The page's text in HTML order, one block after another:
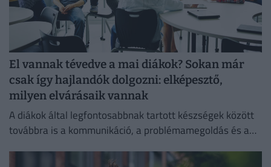
El vannak tévedve a mai diákok? Sokan már
csak így hajlandók dolgozni: elképesztő,
milyen elvárásaik vannak
A diákok által legfontosabbnak tartott készségek között
továbbra is a kommunikáció, a problémamegoldás és a